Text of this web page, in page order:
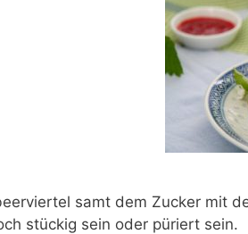
samt dem Zucker mit
stückig sein oder püriert sein.